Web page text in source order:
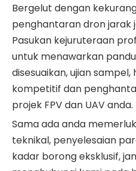
Bergelut dengan
penghantaran dron jarak
Pasukan kejuruteraan
untuk menawarkan
disesuaikan, ujian
kompetitif dan
projek FPV dan UAV anda.
Sama ada anda
teknikal, penyelesaian
kadar borong eksklusif,